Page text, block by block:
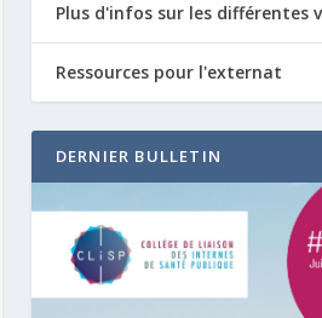
Plus d'infos sur les différentes
Ressources pour l'externat
DERNIER BULLETIN